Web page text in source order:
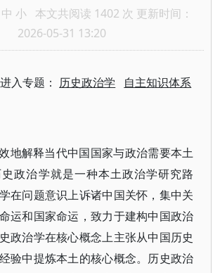
中 小 本文共阅读 1402 次 更新时间：
2026-05-31 13:20
进入专题： 历史政治学 自主知识体系
地解释当代中国国家与政治需要本土
政治学就是一种本土政治学研究路
在问题意识上诉诸中国关怀，集中关
运和国家命运，致力于建构中国政治
政治学在核心概念上主张从中国历史
验中提炼本土的核心概念。历史政治